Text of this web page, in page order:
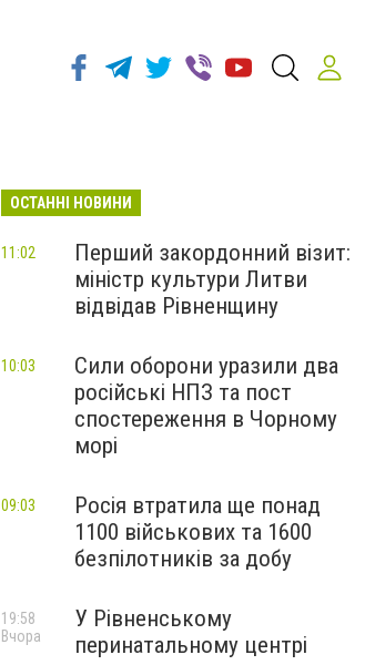
ОСТАННІ НОВИНИ
Перший закордонний візит:
міністр культури Литви
відвідав Рівненщину
11:02
Сили оборони уразили два
російські НПЗ та пост
спостереження в Чорному
морі
10:03
Росія втратила ще понад
1100 військових та 1600
безпілотників за добу
09:03
У Рівненському
перинатальному центрі
19:58
Вчора